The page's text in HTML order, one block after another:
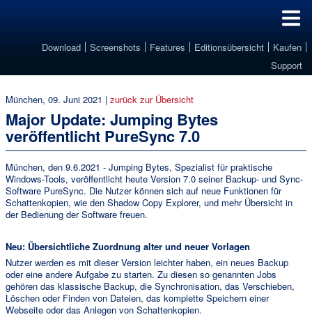
Download Screenshots Features Editionsübersicht
Kaufen
Support
München, 09. Juni 2021 | zurück zur Übersicht
Major Update: Jumping Bytes
veröffentlicht PureSync 7.0
München, den 9.6.2021 - Jumping Bytes, Spezialist für praktische
Windows-Tools, veröffentlicht heute Version 7.0 seiner Backup- und Sync-
Software PureSync. Die Nutzer können sich auf neue Funktionen für
Schattenkopien, wie den Shadow Copy Explorer, und mehr Übersicht in
der Bedienung der Software freuen.
Neu: Übersichtliche Zuordnung alter und neuer Vorlagen
Nutzer werden es mit dieser Version leichter haben, ein neues Backup
oder eine andere Aufgabe zu starten. Zu diesen so genannten Jobs
gehören das klassische Backup, die Synchronisation, das Verschieben,
Löschen oder Finden von Dateien, das komplette Speichern einer
Webseite oder das Anlegen von Schattenkopien.